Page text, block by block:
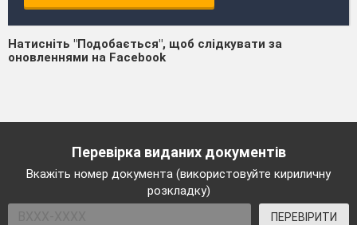
Натисніть "Подобається", щоб слідкувати за
оновленнями на Facebook
Перевірка виданих документів
Вкажіть номер документа (використовуйте кириличну
розкладку)
ПЕРЕВІРИТИ